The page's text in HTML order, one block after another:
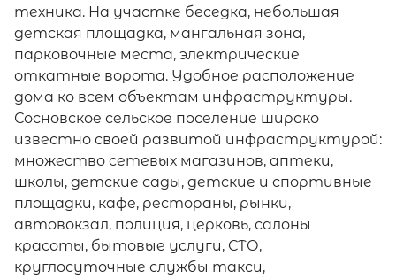
техника. На участке беседка, небольшая
детская площадка, мангальная зона,
парковочные места, электрические
откатные ворота. Удобное расположение
дома ко всем объектам инфраструктуры.
Сосновское сельское поселение широко
известно своей развитой инфраструктурой:
множество сетевых магазинов, аптеки,
школы, детские сады, детские и спортивные
площадки, кафе, рестораны, рынки,
автовокзал, полиция, церковь, салоны
красоты, бытовые услуги, СТО,
круглосуточные службы такси,